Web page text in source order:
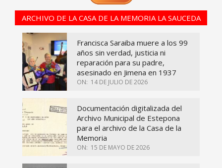
ARCHIVO DE LA CASA DE LA MEMORIA LA SAUCEDA
Francisca Saraiba muere a los 99
años sin verdad, justicia ni
reparación para su padre,
asesinado en Jimena en 1937
ON: 14 DE JULIO DE 2026
Documentación digitalizada del
Archivo Municipal de Estepona
para el archivo de la Casa de la
Memoria
ON: 15 DE MAYO DE 2026